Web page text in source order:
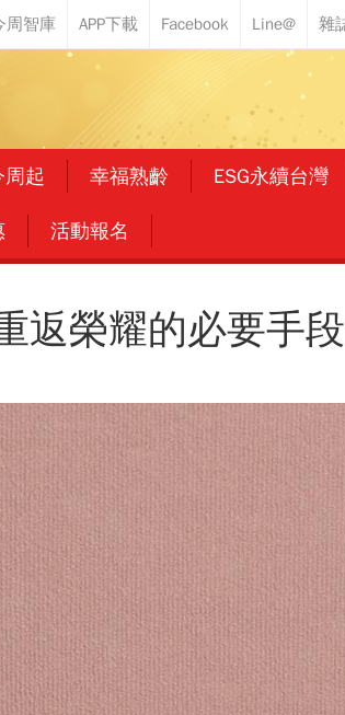
起 幸福熟齡 ESG永續台灣
活動報名
榮耀的必要手段